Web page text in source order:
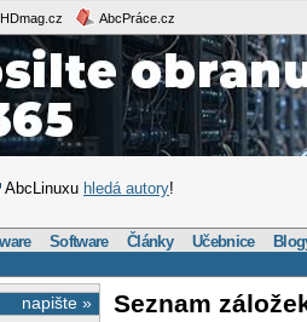
HDmag.cz AbcPráce.cz
AbcLinuxu hledá autory!
Software Články Učebnice
napište » Seznam